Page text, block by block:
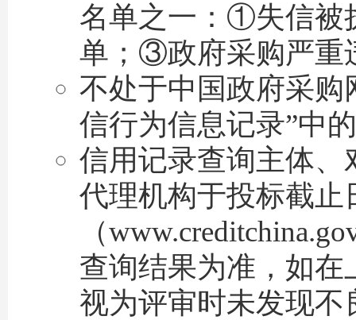
名单之一：①失信被
单；③政府采购严重
不处于中国政府采购
信行为信息记录”中
信用记录查询主体
代理机构于投标截止
（
查询结果为准，如
视为评审时未发现